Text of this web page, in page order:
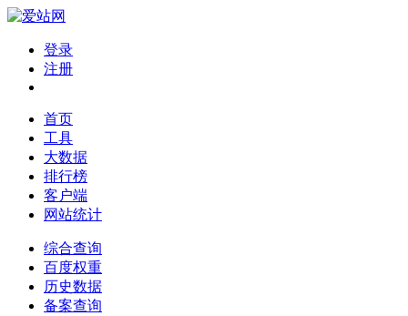
登录
注册
首页
工具
大数据
排行榜
客户端
网站统计
综合查询
百度权重
历史数据
备案查询